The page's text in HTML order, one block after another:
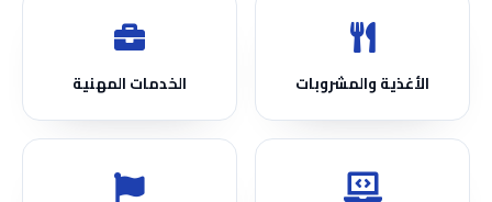
الأغذية والمشروبات الخدمات المهنية